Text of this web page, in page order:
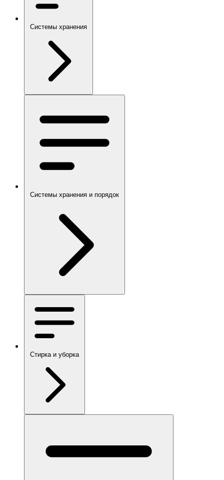
Системы хранения
Системы хранения и порядок
Стирка и уборка